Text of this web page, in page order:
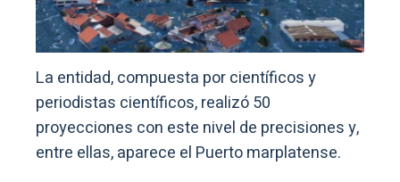
La entidad, compuesta por científicos y
periodistas científicos, realizó 50
proyecciones con este nivel de precisiones y,
entre ellas, aparece el Puerto marplatense.